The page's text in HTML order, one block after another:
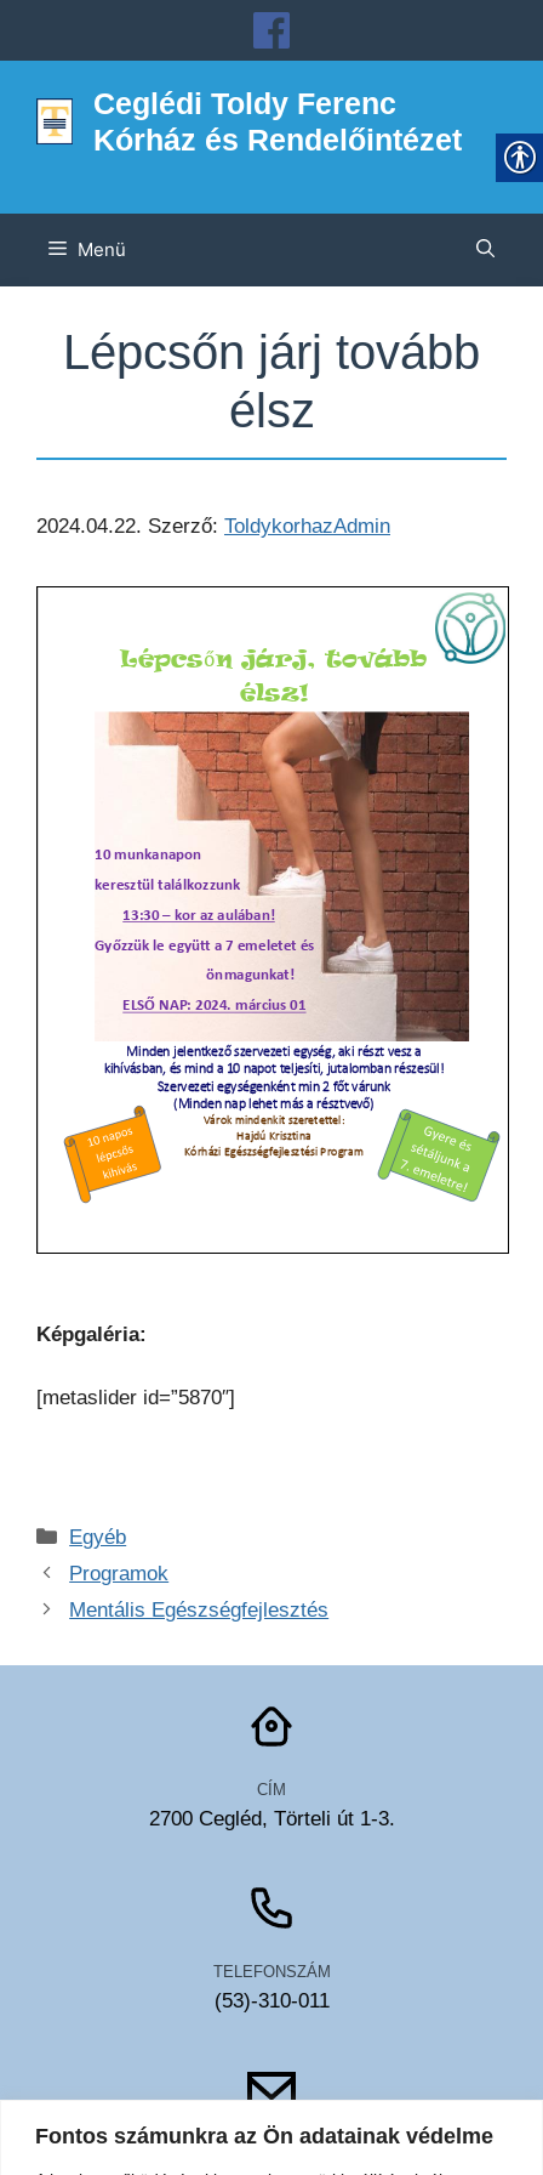
Fontos számunkra az Ön adatainak védelme
Ceglédi Toldy Ferenc
Kórház és Rendelőintézet
Menü
Lépcsőn járj tovább
élsz
2024.04.22. Szerző: ToldykorhazAdmin
Képgaléria:
[metaslider id=”5870″]
Kategória
Egyéb
Programok
Mentális Egészségfejlesztés
CÍM
2700 Cegléd, Törteli út 1-3.
TELEFONSZÁM
(53)-310-011